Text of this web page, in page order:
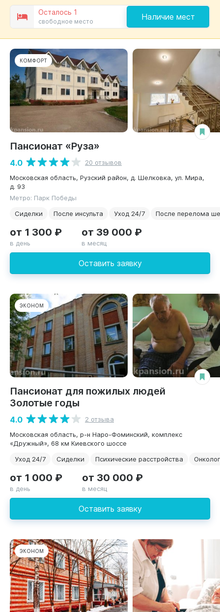
Осталось 1
свободное место Наличие мест
КОМФОРТ
Пансионат «Руза»
4.0
20 отзывов
Московская область, Рузский район, д. Шелковка, ул. Мира,
д. 93
Метро: Парк Победы
Сиделки
После инсульта Уход 24/7 После перелома
Оставить заявку
от 1 300 ₽
в день
от 39 000 ₽
в месяц
ЭКОНОМ
Пансионат для пожилых людей
Золотые годы
4.0
2 отзыва
Московская область, р-н Наро-Фоминский, комплекс
«Дружный», 68 км Киевского шоссе
Уход 24/7
Сиделки Психические расстройства
Оставить заявку
от 1 000 ₽
в день
от 30 000 ₽
в месяц
ЭКОНОМ